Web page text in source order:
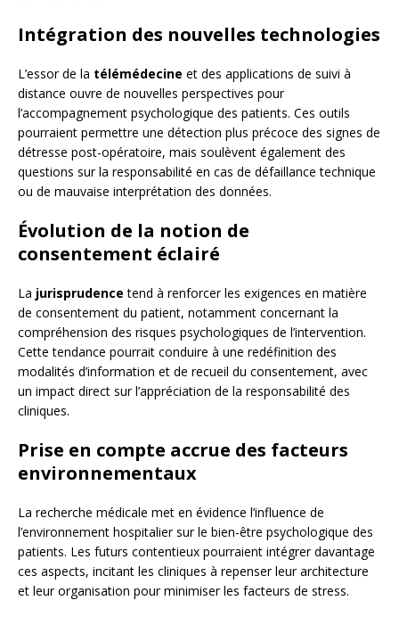
Intégration des nouvelles technologies
L’essor de la télémédecine et des applications de suivi à
distance ouvre de nouvelles perspectives pour
l’accompagnement psychologique des patients. Ces outils
pourraient permettre une détection plus précoce des signes de
détresse post-opératoire, mais soulèvent également des
questions sur la responsabilité en cas de défaillance technique
ou de mauvaise interprétation des données.
Évolution de la notion de
consentement éclairé
La jurisprudence tend à renforcer les exigences en matière
de consentement du patient, notamment concernant la
compréhension des risques psychologiques de l’intervention.
Cette tendance pourrait conduire à une redéfinition des
modalités d’information et de recueil du consentement, avec
un impact direct sur l’appréciation de la responsabilité des
cliniques.
Prise en compte accrue des facteurs
environnementaux
La recherche médicale met en évidence l’influence de
l’environnement hospitalier sur le bien-être psychologique des
patients. Les futurs contentieux pourraient intégrer davantage
ces aspects, incitant les cliniques à repenser leur architecture
et leur organisation pour minimiser les facteurs de stress.